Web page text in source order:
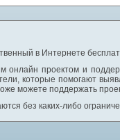
в Интернете
онлайн проектом и
которые помогают
можете поддержать
без каких-либо